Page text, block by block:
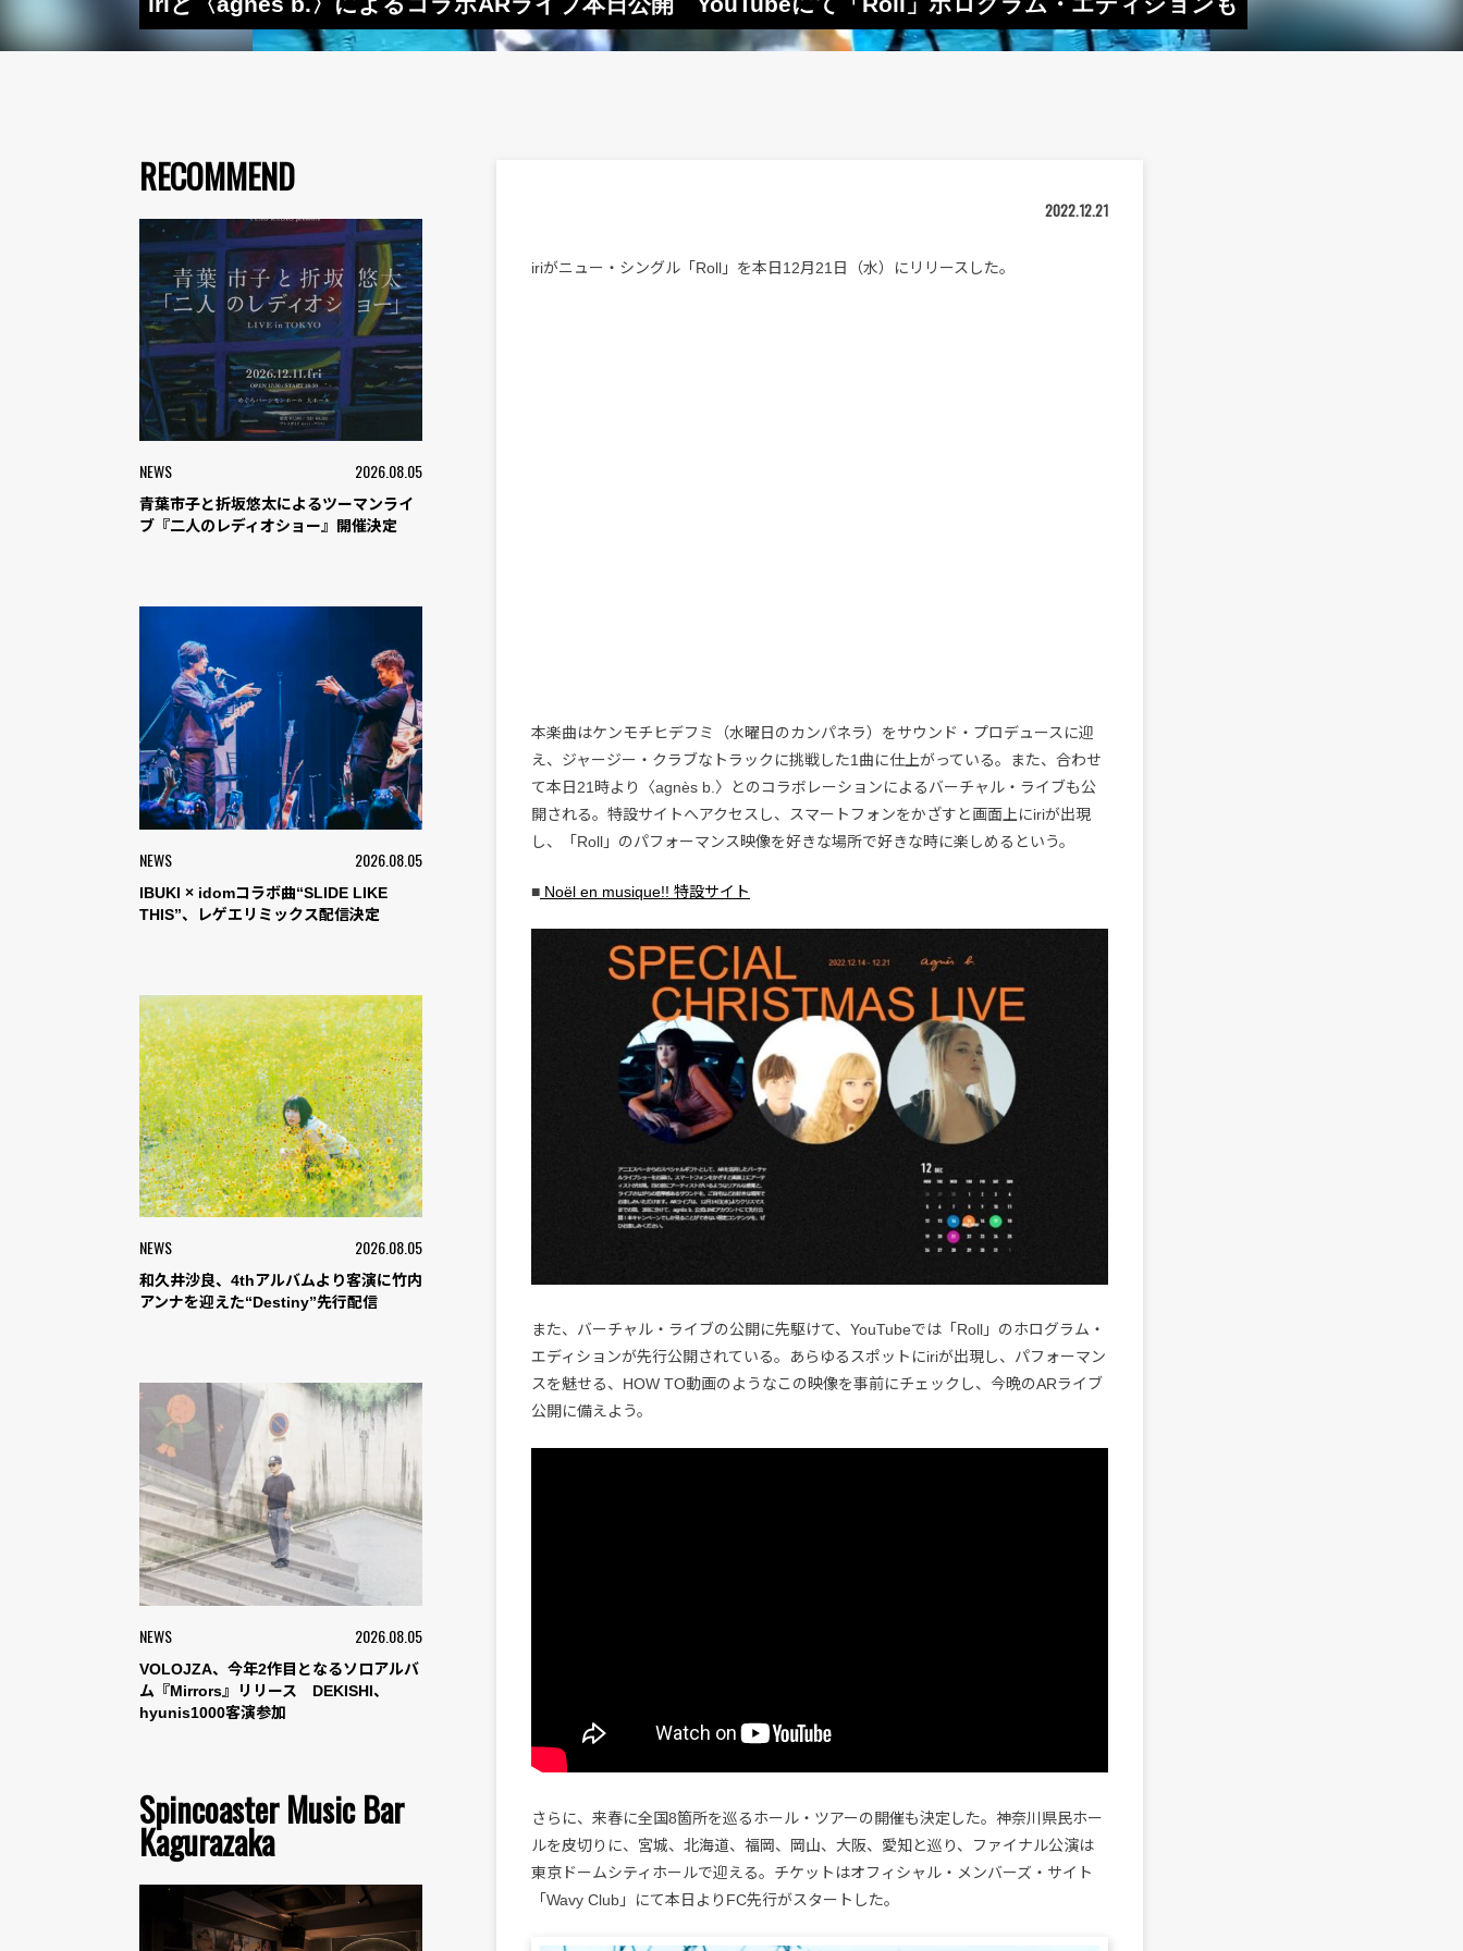
RECOMMEND
NEWS 2026.08.05
青葉市子と折坂悠太によるツーマンライ
ブ『二人のレディオショー』開催決定
NEWS 2026.08.05
IBUKI × idomコラボ曲“SLIDE LIKE
THIS”、レゲエリミックス配信決定
NEWS 2026.08.05
和久井沙良、4thアルバムより客演に竹内
アンナを迎えた“Destiny”先行配信
NEWS 2026.08.05
VOLOJZA、今年2作目となるソロアルバ
ム『Mirrors』リリース DEKISHI、
hyunis1000客演参加
Spincoaster Music Bar
Kagurazaka
2022.12.21
iriがニュー・シングル「Roll」を本日12月21日（水）にリリースした。
本楽曲はケンモチヒデフミ（水曜日のカンパネラ）をサウンド・プロデュースに迎
え、ジャージー・クラブなトラックに挑戦した1曲に仕上がっている。また、合わせ
て本日21時より〈agnès b.〉とのコラボレーションによるバーチャル・ライブも公
開される。特設サイトへアクセスし、スマートフォンをかざすと画面上にiriが出現
し、「Roll」のパフォーマンス映像を好きな場所で好きな時に楽しめるという。
■ Noël en musique!! 特設サイト
また、バーチャル・ライブの公開に先駆けて、YouTubeでは「Roll」のホログラム・
エディションが先行公開されている。あらゆるスポットにiriが出現し、パフォーマン
スを魅せる、HOW TO動画のようなこの映像を事前にチェックし、今晩のARライブ
公開に備えよう。
さらに、来春に全国8箇所を巡るホール・ツアーの開催も決定した。神奈川県民ホー
ルを皮切りに、宮城、北海道、福岡、岡山、大阪、愛知と巡り、ファイナル公演は
東京ドームシティホールで迎える。チケットはオフィシャル・メンバーズ・サイト
「Wavy Club」にて本日よりFC先行がスタートした。